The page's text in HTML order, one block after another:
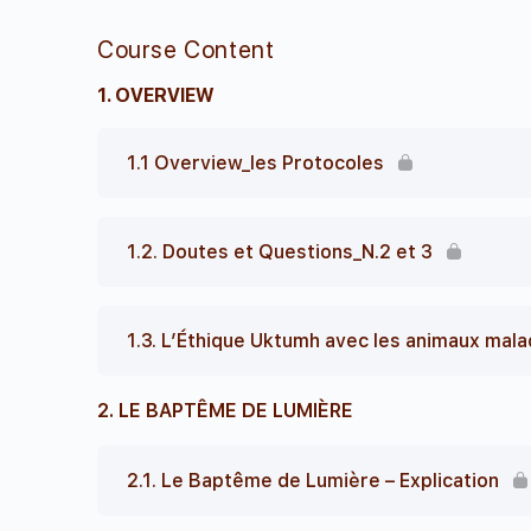
Course Content
1. OVERVIEW
1.1 Overview_les Protocoles
1.2. Doutes et Questions_N.2 et 3
1.3. L’Éthique Uktumh avec les animaux
2. LE BAPTÊME DE LUMIÈRE
2.1. Le Baptême de Lumière – Explication